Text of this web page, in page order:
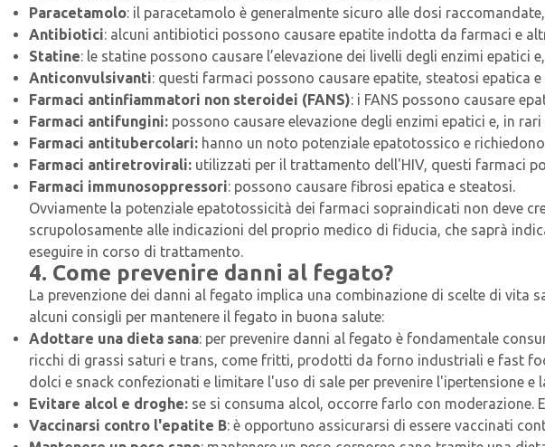
Paracetamolo: il paracetamolo è generalmente sicuro alle dosi
Antibiotici: alcuni antibiotici possono causare epatite indotta da farmaci e
Statine: le statine possono causare l’elevazione dei livelli degli enzimi epatici
Anticonvulsivanti: questi farmaci possono causare epatite, steatosi epatica
Farmaci antinfiammatori non steroidei (FANS): i FANS possono causare
Farmaci antifungini: possono causare elevazione degli enzimi epatici e, in
Farmaci antitubercolari: hanno un noto potenziale epatotossico e
Farmaci antiretrovirali: utilizzati per il trattamento dell'HIV, questi farmaci
Farmaci immunosoppressori: possono causare fibrosi epatica e steatosi.
Ovviamente la potenziale epatotossicità dei farmaci sopraindicati non deve
scrupolosamente alle indicazioni del proprio medico di fiducia, che saprà
eseguire in corso di trattamento.
4. Come prevenire danni al fegato?
La prevenzione dei danni al fegato implica una combinazione di scelte di
alcuni consigli per mantenere il fegato in buona salute:
Adottare una dieta sana: per prevenire danni al fegato è fondamentale
ricchi di grassi saturi e trans, come fritti, prodotti da forno industriali e fast
dolci e snack confezionati e limitare l'uso di sale per prevenire l'ipertensione e
Evitare alcol e droghe: se si consuma alcol, occorre farlo con moderazione.
Vaccinarsi contro l'epatite B: è opportuno assicurarsi di essere vaccinati